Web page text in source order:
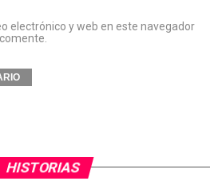
electrónico y web en este navegador
HISTORIAS